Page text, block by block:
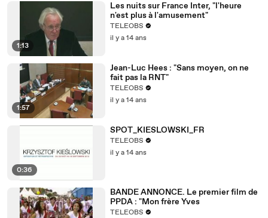
1:13
Les nuits sur France Inter, "l'heure
n'est plus à l'amusement"
TELEOBS
il y a 14 ans
1:57
Jean-Luc Hees : "Sans moyen, on ne
fait pas la RNT"
TELEOBS
il y a 14 ans
0:36
SPOT_KIESLOWSKI_FR
TELEOBS
il y a 14 ans
BANDE ANNONCE. Le premier film de
PPDA : "Mon frère Yves
TELEOBS